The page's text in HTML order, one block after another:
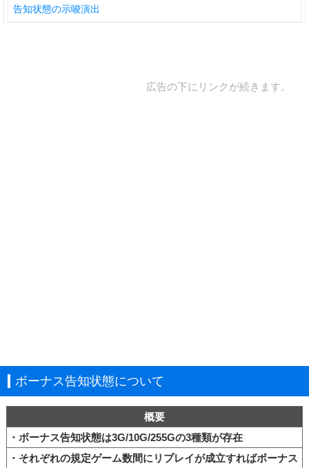
告知状態の示唆演出
広告の下にリンクが続きます。
ボーナス告知状態について
概要
・ボーナス告知状態は3G/10G/255Gの3種類が存在
・それぞれの規定ゲーム数間にリプレイが成立すればボーナス